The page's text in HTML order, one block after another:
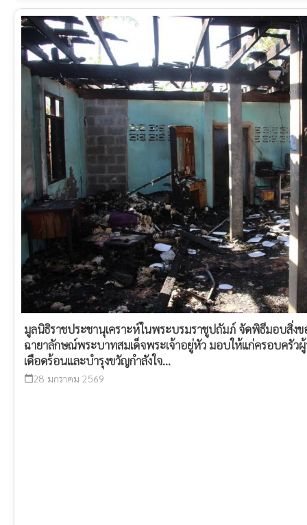
มูลนิธิราชประชานุเคราะห์ในพระบรมราชูปถัมภ์ จัดพิธีมอบสิ่ง
ฉายาลักษณ์พระบาทสมเด็จพระเจ้าอยู่หัว มอบให้แก่ครอบครัว
เดือดร้อนและบำรุงขวัญกำลังใจ...
calendar_today28 มกราคม 2569